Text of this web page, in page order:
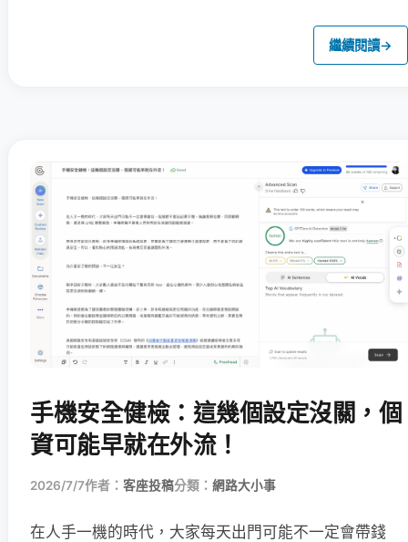
繼續閱讀→
手機安全健檢：這幾個設定沒關，個
資可能早就在外流！
2026/7/7作者： 客座投稿分類： 網路大小事
在人手一機的時代，大家每天出門可能不一定會帶錢